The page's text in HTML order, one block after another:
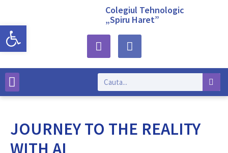
Deschide bara de unelte
Colegiul Tehnologic
„Spiru Haret”
JOURNEY TO THE REALITY
WITH AI